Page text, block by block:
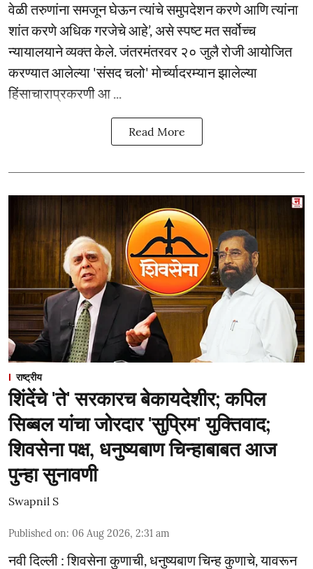
वेळी तरुणांना समजून घेऊन त्यांचे समुपदेशन करणे आणि त्यांना
शांत करणे अधिक गरजेचे आहे’, असे स्पष्ट मत सर्वोच्च
न्यायालयाने व्यक्त केले. जंतरमंतरवर २० जुलै रोजी आयोजित
करण्यात आलेल्या 'संसद चलो' मोर्च्यादरम्यान झालेल्या
हिंसाचाराप्रकरणी आ ...
Read More
राष्ट्रीय
शिंदेंचे 'ते' सरकारच बेकायदेशीर; कपिल
सिब्बल यांचा जोरदार 'सुप्रिम' युक्तिवाद;
शिवसेना पक्ष, धनुष्यबाण चिन्हाबाबत आज
पुन्हा सुनावणी
Swapnil S
Published on: 06 Aug 2026, 2:31 am
नवी दिल्ली : शिवसेना कुणाची, धनुष्यबाण चिन्ह कुणाचे, यावरून